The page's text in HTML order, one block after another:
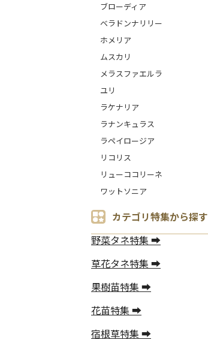
ブローディア
ベラドンナリリー
ホメリア
ムスカリ
メラスファエルラ
ユリ
ラケナリア
ラナンキュラス
ラペイロージア
リコリス
リューココリーネ
ワットソニア
カテゴリ特集から探す
野菜タネ特集 ➡
草花タネ特集 ➡
果樹苗特集 ➡
花苗特集 ➡
宿根草特集 ➡